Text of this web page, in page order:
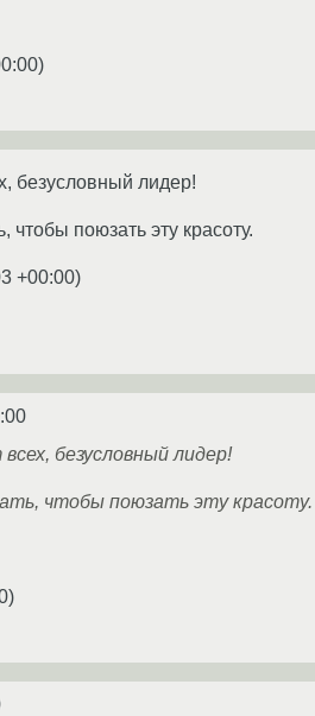
)
безусловный лидер!
поюзать эту красоту.
+00:00)
безусловный лидер!
чтобы поюзать эту красоту.
)